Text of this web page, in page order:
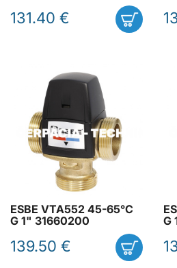
131.40 €
ESBE VTA552 45-65°C
G 1" 31660200
139.50 €
G